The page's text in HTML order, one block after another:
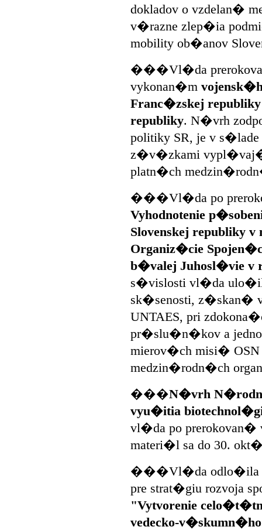
dokladov o vzdelan�
v�razne zlep�ia
mobility ob�anov
���Vl�da
vykonan�m
Franc�zskej
republiky. N�vrh
politiky SR, je v s�lade
z�v�zkami
platn�ch
���Vl�da po
Vyhodnotenie
Slovenskej republiky
Organiz�cie
b�valej Juhosl�vie v
s�vislosti vl�da
sk�senosti, z�skan�
UNTAES, pri
pr�slu�n�kov a
mierov�ch misi�
medzin�rodn�ch
���N�vrh
vyu�itia
vl�da po prerokovan�
materi�l sa do 30.
���Vl�da odlo�ila
pre strat�giu rozvoja
"Vytvorenie
vedecko-